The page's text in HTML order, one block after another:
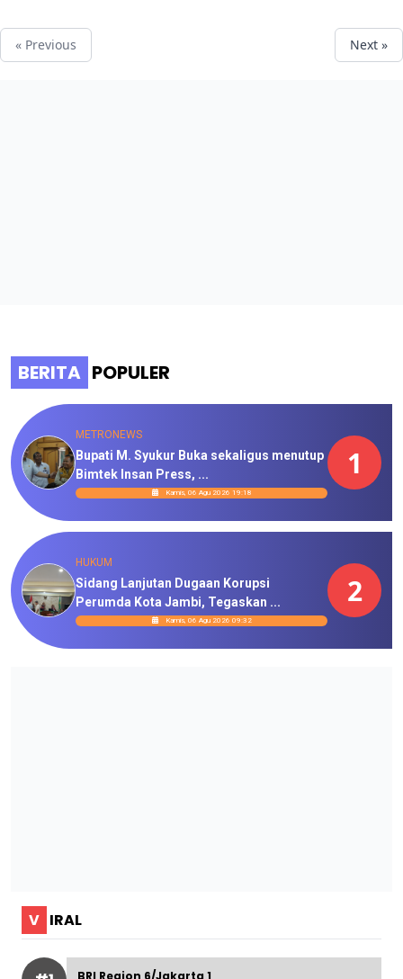
« Previous Next »
BERITA POPULER
METRONEWS
Bupati M. Syukur Buka sekaligus menutup
Bimtek Insan Press, ...
Kamis, 06 Agu 2026 19:18
1
HUKUM
Sidang Lanjutan Dugaan Korupsi
Perumda Kota Jambi, Tegaskan ...
Kamis, 06 Agu 2026 09:32
2
V IRAL